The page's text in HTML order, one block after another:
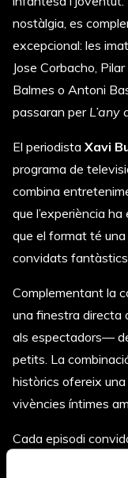
nostàlgia, es
excepcional: les
Jose Corbacho,
Balmes o Antoni
passaran per L’any
El periodista Xavi
programa de
combina
que l’experiència
que el format té
convidats fantàstics.
Complementant la
una finestra directa
als espectadors—
petits. La
històrics ofereix
vivències íntimes
Cada episodi
records dels